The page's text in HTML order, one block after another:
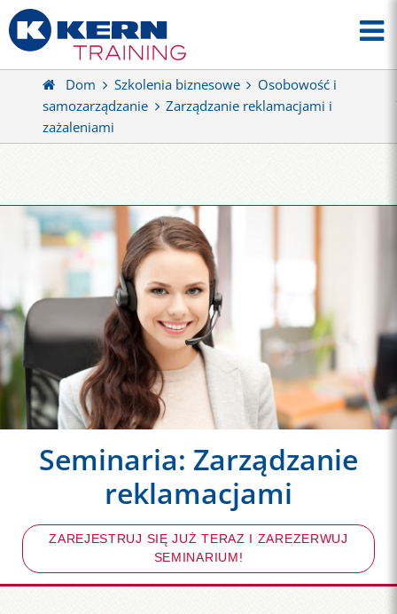
Dom Szkolenia biznesowe
Osobowość i
samozarządzanie
Zarządzanie reklamacjami i
zażaleniami
Seminaria: Zarządzanie
reklamacjami
ZAREJESTRUJ SIĘ JUŻ TERAZ I ZAREZERWUJ
SEMINARIUM!